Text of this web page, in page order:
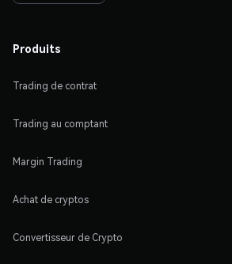
Produits
Trading de contrat
Trading au comptant
Margin Trading
Achat de cryptos
Convertisseur de Crypto